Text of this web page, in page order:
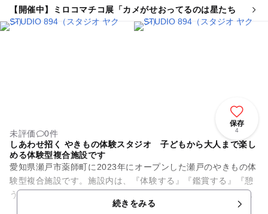
【開催中】ミロコマチコ展「カメがせおってるのは星たち
保存
4
未評価
0件
しあわせ招く やきもの体験スタジオ 子どもから大人まで楽し
める体験型複合施設です
愛知県瀬戸市薬師町に2023年にオープンした瀬戸のやきもの体
験型複合施設です。施設内は、『体験する』『鑑賞する』『憩
う』をテーマに、絵付け体験を通して世界に一つだけのやきも
のづくりができるスペー...続きをみる